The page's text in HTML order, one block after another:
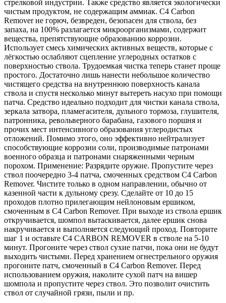
стрелковой индустрии. Также средство является экологически
чистым продуктом, не содержащим аммиак. C4 Carbon
Remover не горюч, безвреден, безопасен для ствола, без
запаха, на 100% разлагается микроорганизмами, содержит
вещества, препятствующие образованию коррозии.
Использует смесь химических активных веществ, которые с
лёгкостью ослабляют сцепление углеродных остатков с
поверхностью ствола. Трудоемкая чистка теперь станет проще
простого. Достаточно лишь нанести небольшое количество
чистящего средства на внутреннюю поверхность канала
ствола и спустя несколько минут вытереть насухо при помощи
патча. Средство идеально подходит для чистки канала ствола,
зеркала затвора, пламегасителя, дульного тормоза, глушителя,
патронника, револьверного барабана, газового поршня и
прочих мест интенсивного образования углеродистых
отложений. Помимо этого, оно эффективно нейтрализует
способствующие коррозии соли, производимые патронами
военного образца и патронами снаряженными черным
порохом. Применение: Разрядите оружие. Пропустите через
ствол поочередно 3-4 патча, смоченных средством C4 Carbon
Remover. Чистите только в одном направлении, обычно от
казенной части к дульному срезу. Сделайте от 10 до 15
проходов плотно прилегающим нейлоновым ершиком,
смоченным в C4 Carbon Remover. При выходе из ствола ершик
откручивается, шомпол вытаскивается, далее ершик снова
накручивается и выполняется следующий проход. Повторите
шаг 1 и оставьте C4 CARBON REMOVER в стволе на 5-10
минут. Прогоните через ствол сухие патчи, пока они не будут
выходить чистыми. Перед хранением огнестрельного оружия
прогоните патч, смоченный в C4 Carbon Remover. Перед
использованием оружия, наколите сухой патч на вишер
шомпола и пропустите через ствол. Это позволит очистить
ствол от случайной грязи, пыли и пр.